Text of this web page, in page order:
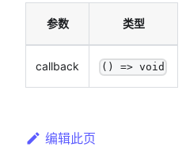
参数 类型
callback () => void
编辑此页